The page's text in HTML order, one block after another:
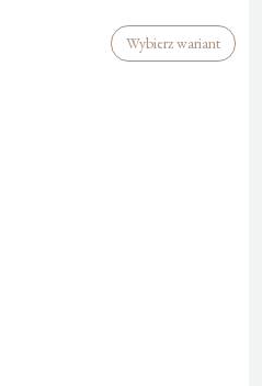
Wybierz wariant